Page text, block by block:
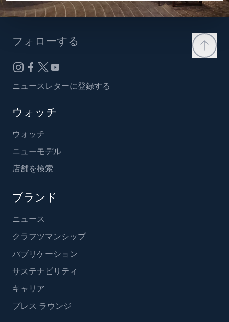
フォローする
ニュースレターに登録する
ウォッチ
ウォッチ
ニューモデル
店舗を検索
ブランド
ニュース
クラフツマンシップ
パブリケーション
サステナビリティ
キャリア
プレス ラウンジ